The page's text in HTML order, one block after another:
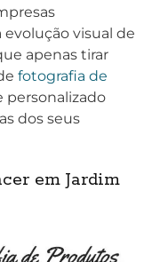
visual de
apenas tirar
fotografia de
dos seus
em Jardim